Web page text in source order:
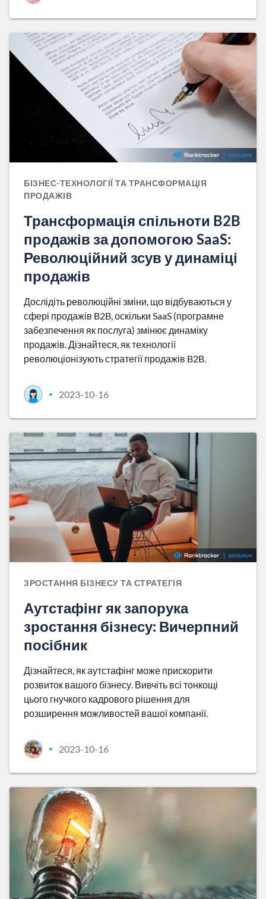
БІЗНЕС-ТЕХНОЛОГІЇ ТА ТРАНСФОРМАЦІЯ
ПРОДАЖІВ
Трансформація спільноти B2B
продажів за допомогою SaaS:
Революційний зсув у динаміці
продажів
Дослідіть революційні зміни, що відбуваються у
сфері продажів B2B, оскільки SaaS (програмне
забезпечення як послуга) змінює динаміку
продажів. Дізнайтеся, як технології
революціонізують стратегії продажів B2B.
• 2023-10-16
ЗРОСТАННЯ БІЗНЕСУ ТА СТРАТЕГІЯ
Аутстафінг як запорука
зростання бізнесу: Вичерпний
посібник
Дізнайтеся, як аутстафінг може прискорити
розвиток вашого бізнесу. Вивчіть всі тонкощі
цього гнучкого кадрового рішення для
розширення можливостей вашої компанії.
• 2023-10-16